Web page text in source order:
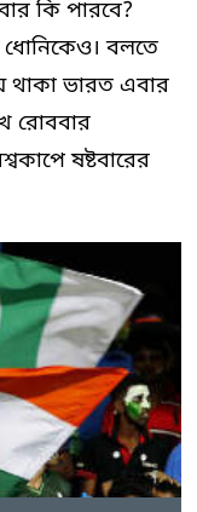
কি পারবে?
ধোনিকেও। বলতে
থাকা ভারত এবার
রোববার
ষষ্টবারের